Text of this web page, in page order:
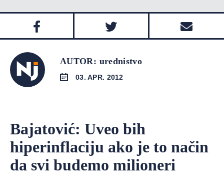
AUTOR: urednistvo
03. APR. 2012
Bajatović: Uveo bih
hiperinflaciju ako je to način
da svi budemo milioneri